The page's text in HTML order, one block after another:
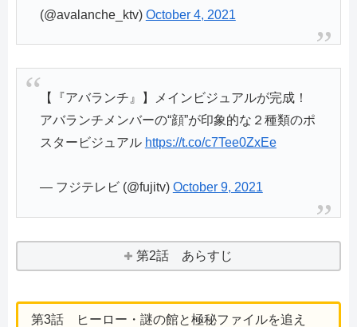
(@avalanche_ktv) October 4, 2021
【『アバランチ』】メインビジュアルが完成！
アバランチメンバーの“顔”が印象的な２種類のポ
スタービジュアル https://t.co/c7Tee0ZxEe
— フジテレビ (@fujitv) October 9, 2021
第2話 あらすじ
第3話 ヒーロー・謎の館と極秘ファイルを追え